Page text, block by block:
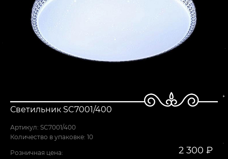
Светильник SC7001/400
Артикул: SC7001/400
Количество в упаковке: 10
Розничная цена: 2 300 ₽